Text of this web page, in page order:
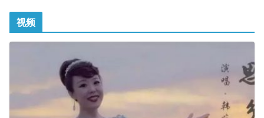
视频